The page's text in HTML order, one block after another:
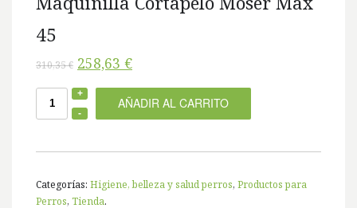
45
310,35 € 258,63 €
AÑADIR AL CARRITO
Categorías: Higiene, belleza y salud perros, Productos para
Perros, Tienda.